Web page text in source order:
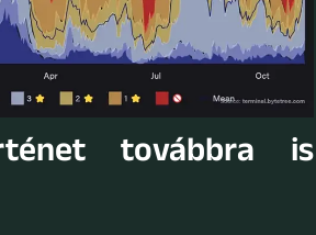
továbbra is